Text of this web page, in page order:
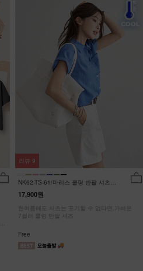
NK62-TS-61/마리스 쿨링 반팔 셔츠
_HR
17,900원
한여름에도 셔츠는 포기할 수 없다면,가벼운
7컬러 쿨링 반팔 셔츠
Free
리뷰 9